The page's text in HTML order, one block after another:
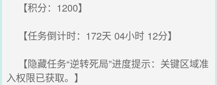
【积分：1200】
【任务倒计时：172天 04小时 12分】
【隐藏任务“逆转死局”进度提示：关键区域准
入权限已获取。】